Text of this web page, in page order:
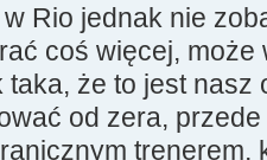
Rio jednak nie
coś więcej,
taka, że to jest
od zera,
trenerem,